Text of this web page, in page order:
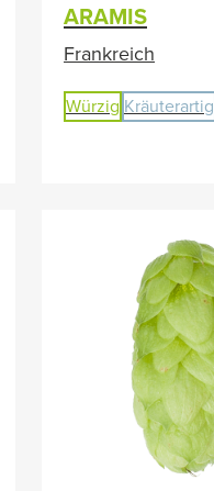
ARAMIS
Frankreich
Würzig Kräuterartig